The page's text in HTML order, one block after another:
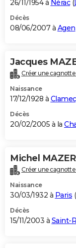
26/11/1954 à Nérac(
Décès
08/06/2007 à Agen
Jacques
Créer une cagnotte
Naissance
17/12/1928 à
Décès
20/02/2005 à la
Michel
Créer une cagnotte
Naissance
30/03/1932 à Paris (
Décès
15/11/2003 à Saint-